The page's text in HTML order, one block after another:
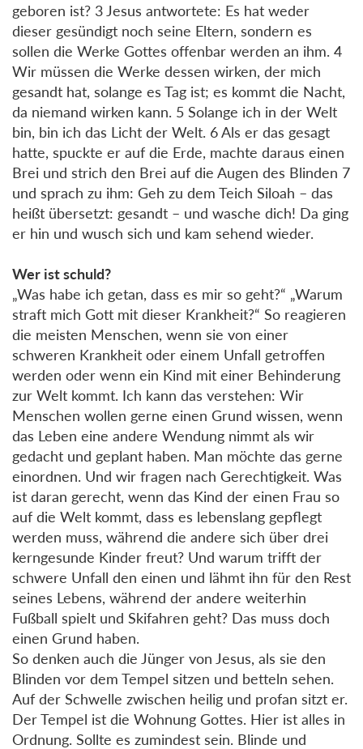
geboren ist? 3 Jesus antwortete: Es hat weder
dieser gesündigt noch seine Eltern, sondern es
sollen die Werke Gottes offenbar werden an ihm. 4
Wir müssen die Werke dessen wirken, der mich
gesandt hat, solange es Tag ist; es kommt die Nacht,
da niemand wirken kann. 5 Solange ich in der Welt
bin, bin ich das Licht der Welt. 6 Als er das gesagt
hatte, spuckte er auf die Erde, machte daraus einen
Brei und strich den Brei auf die Augen des Blinden 7
und sprach zu ihm: Geh zu dem Teich Siloah – das
heißt übersetzt: gesandt – und wasche dich! Da ging
er hin und wusch sich und kam sehend wieder.
Wer ist schuld?
„Was habe ich getan, dass es mir so geht?“ „Warum
straft mich Gott mit dieser Krankheit?“ So reagieren
die meisten Menschen, wenn sie von einer
schweren Krankheit oder einem Unfall getroffen
werden oder wenn ein Kind mit einer Behinderung
zur Welt kommt. Ich kann das verstehen: Wir
Menschen wollen gerne einen Grund wissen, wenn
das Leben eine andere Wendung nimmt als wir
gedacht und geplant haben. Man möchte das gerne
einordnen. Und wir fragen nach Gerechtigkeit. Was
ist daran gerecht, wenn das Kind der einen Frau so
auf die Welt kommt, dass es lebenslang gepflegt
werden muss, während die andere sich über drei
kerngesunde Kinder freut? Und warum trifft der
schwere Unfall den einen und lähmt ihn für den Rest
seines Lebens, während der andere weiterhin
Fußball spielt und Skifahren geht? Das muss doch
einen Grund haben.
So denken auch die Jünger von Jesus, als sie den
Blinden vor dem Tempel sitzen und betteln sehen.
Auf der Schwelle zwischen heilig und profan sitzt er.
Der Tempel ist die Wohnung Gottes. Hier ist alles in
Ordnung. Sollte es zumindest sein. Blinde und